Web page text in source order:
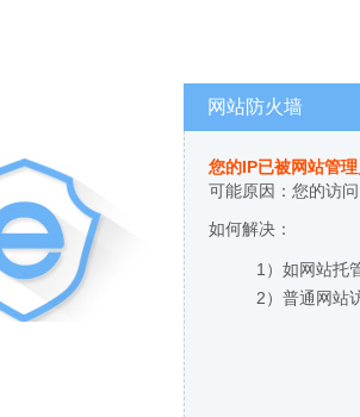
网站防火墙
您的IP已被网站管
可能原因：您的访
如何解决：
1）如网站托
2）普通网站